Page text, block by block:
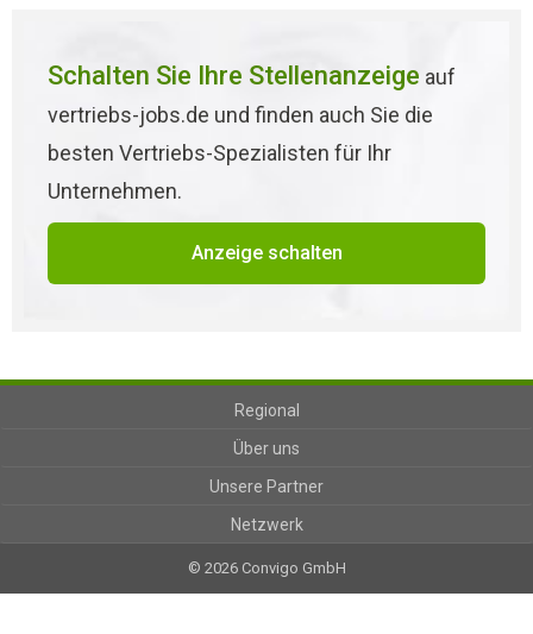
Schalten Sie Ihre Stellenanzeige auf
vertriebs-jobs.de und finden auch Sie die
besten Vertriebs-Spezialisten für Ihr
Unternehmen.
Anzeige schalten
Regional
Über uns
Unsere Partner
Netzwerk
© 2026 Convigo GmbH